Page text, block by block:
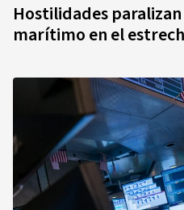
Hostilidades
marítimo en el